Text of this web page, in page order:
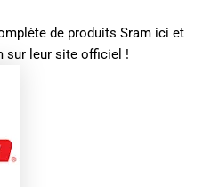
de produits Sram ici et
sur leur site officiel !